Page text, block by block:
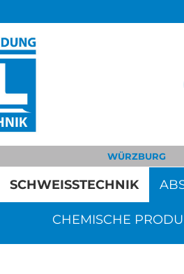
WÜRZBURG
SCHWEISSTECHNIK
CHEMISCHE